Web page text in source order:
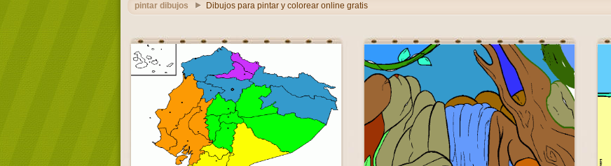
pintar dibujos Dibujos para pintar y colorear online gratis